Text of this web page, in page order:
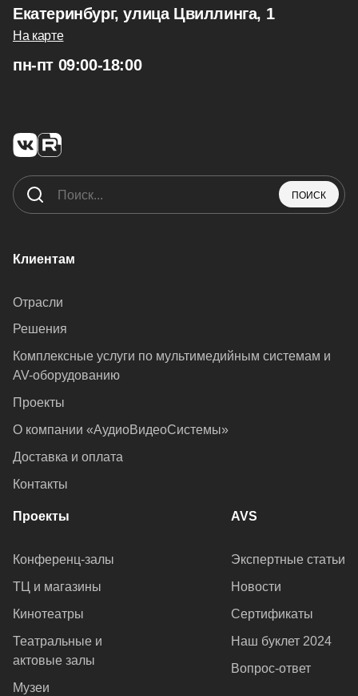
Екатеринбург, улица Цвиллинга, 1
На карте
пн-пт 09:00-18:00
ПОИСК
Клиентам
Отрасли
Решения
Комплексные услуги по мультимедийным системам и
AV-оборудованию
Проекты
О компании «АудиоВидеоСистемы»
Доставка и оплата
Контакты
Проекты
Конференц-залы
ТЦ и магазины
Кинотеатры
Театральные и
актовые залы
Музеи
AVS
Экспертные статьи
Новости
Сертификаты
Наш буклет 2024
Вопрос-ответ